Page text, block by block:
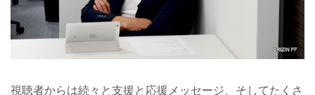
視聴者からは続々と支援と応援メッセージ、そしてたくさ